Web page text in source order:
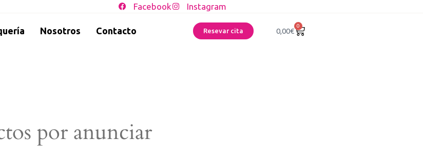
Facebook Instagram
Nosotros Contacto Resevar cita 0,00€
0
por anunciar